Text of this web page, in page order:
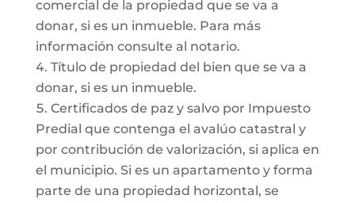
comercial de la propiedad que se va a
donar, si es un inmueble. Para más
información consulte al notario.
Título de propiedad del bien que se va a
donar, si es un inmueble.
Certificados de paz y salvo por Impuesto
Predial que contenga el avalúo catastral y
por contribución de valorización, si aplica en
el municipio. Si es un apartamento y forma
parte de una propiedad horizontal, se